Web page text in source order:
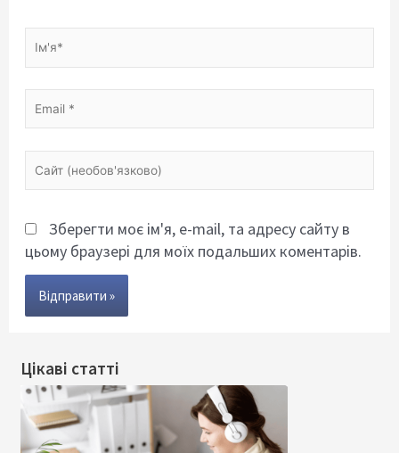
Ім'я*
Email
Сайт
(необов'язково)
Зберегти моє ім'я, e-mail, та адресу сайту в
цьому браузері для моїх подальших коментарів.
Цікаві статті